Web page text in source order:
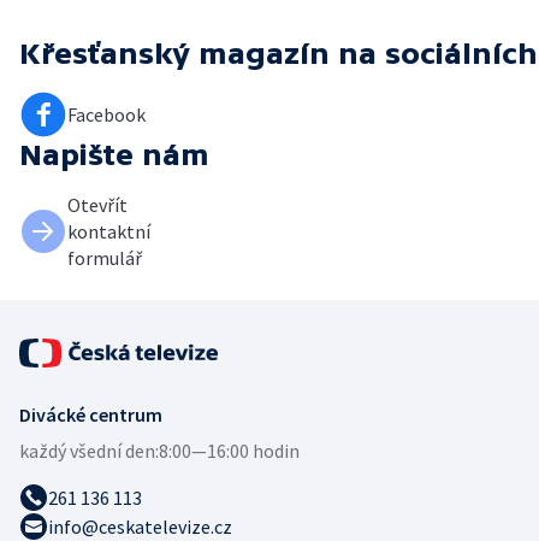
Křesťanský magazín na
Facebook
Napište nám
Otevřít
kontaktní
formulář
Divácké centrum
každý všední den:8:00—16:00 hodin
261 136 113
info@ceskatelevize.cz